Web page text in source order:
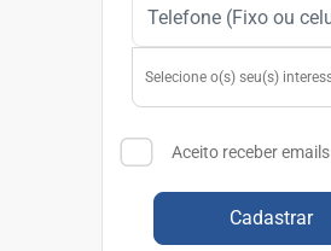
Aceito receber emails
Cadastrar